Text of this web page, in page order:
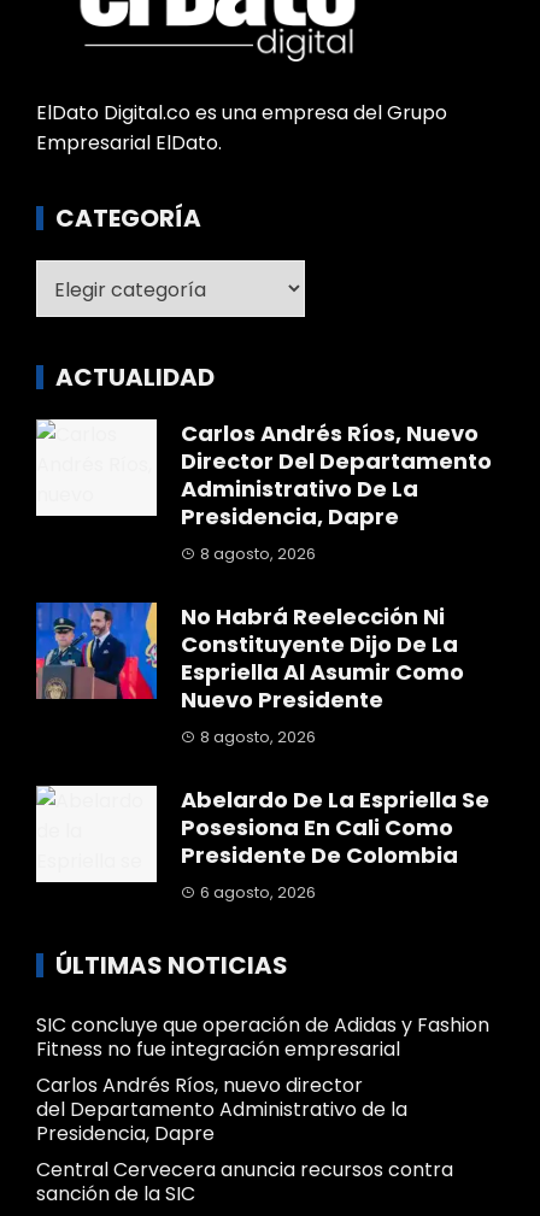
ElDato Digital.co es una empresa del Grupo
Empresarial ElDato.
CATEGORÍA
ACTUALIDAD
Carlos Andrés Ríos, Nuevo
Director Del Departamento
Administrativo De La
Presidencia, Dapre
8 agosto, 2026
No Habrá Reelección Ni
Constituyente Dijo De La
Espriella Al Asumir Como
Nuevo Presidente
8 agosto, 2026
Abelardo De La Espriella Se
Posesiona En Cali Como
Presidente De Colombia
6 agosto, 2026
ÚLTIMAS NOTICIAS
SIC concluye que operación de Adidas y Fashion
Fitness no fue integración empresarial
Carlos Andrés Ríos, nuevo director
del Departamento Administrativo de la
Presidencia, Dapre
Central Cervecera anuncia recursos contra
sanción de la SIC